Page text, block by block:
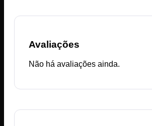
Avaliações
Não há avaliações ainda.